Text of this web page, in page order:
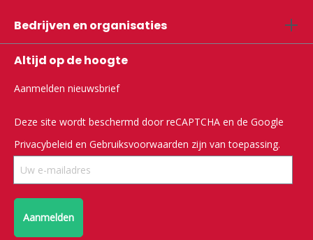
Bedrijven en organisaties
Altijd op de hoogte
Aanmelden nieuwsbrief
Deze site wordt beschermd door reCAPTCHA en de Google
Privacybeleid en Gebruiksvoorwaarden zijn van toepassing.
Aanmelden